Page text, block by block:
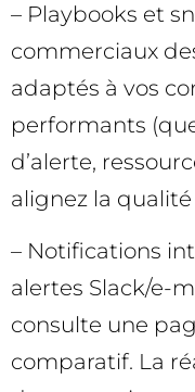
– Playbooks et
commerciaux
adaptés à vos
performants
d’alerte,
alignez la
– Notifications
alertes Slack/e-
consulte une
comparatif. La